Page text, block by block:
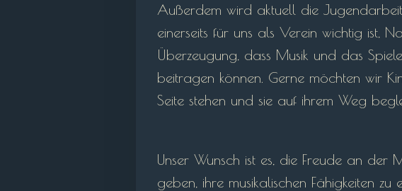
Außerdem wird aktuell die
einerseits für uns als Verein wichtig ist,
Überzeugung, dass Musik und das
beitragen können. Gerne möchten wir
Seite stehen und sie auf ihrem Weg
Unser Wunsch ist es, die Freude an der
geben, ihre musikalischen Fähigkeiten